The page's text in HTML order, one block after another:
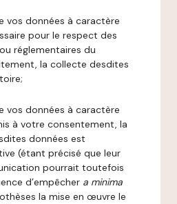
vos données à caractère
pour le respect des
réglementaires du
la collecte desdites
vos données à caractère
à votre consentement, la
données est
(étant précisé que leur
pourrait toutefois
d’empêcher a minima
la mise en œuvre le